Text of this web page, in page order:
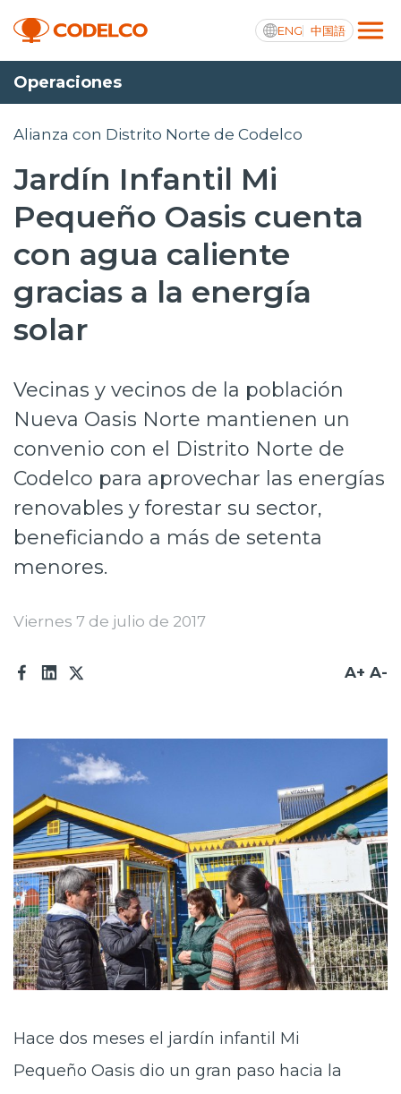
ENG 中国語
Transparencia activa
Operaciones
Proyectos
Inversionistas
Prensa
Trabaja en Codelco
Transparencia activa
Canales de denuncia
Proveedores
Acceso trabajadores/as
Operaciones
Alianza con Distrito Norte de Codelco
Jardín Infantil Mi
Pequeño Oasis cuenta
con agua caliente
gracias a la energía
solar
Vecinas y vecinos de la población
Nueva Oasis Norte mantienen un
convenio con el Distrito Norte de
Codelco para aprovechar las energías
renovables y forestar su sector,
beneficiando a más de setenta
menores.
Viernes 7 de julio de 2017
A+ A-
Hace dos meses el jardín infantil Mi
Pequeño Oasis dio un gran paso hacia la